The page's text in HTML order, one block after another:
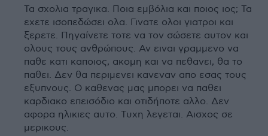
Τα σχολια τραγικα. Ποια εμβόλια και ποιος ιος; Τα
εχετε ισοπεδώσει ολα. Γινατε ολοι γιατροι και
ξερετε. Πηγαίνετε τοτε να τον σώσετε αυτον και
ολους τους ανθρώπους. Αν ειναι γραμμενο να
παθε κατι καποιος, ακομη και να πεθανει, θα το
παθει. Δεν θα περιμενει κανεναν απο εσας τους
εξυπνους. Ο καθενας μας μπορει να παθει
καρδιακο επεισόδιο και οτιδήποτε αλλο. Δεν
αφορα ηλικιες αυτο. Τυχη λεγεται. Αισχος σε
μερικους.